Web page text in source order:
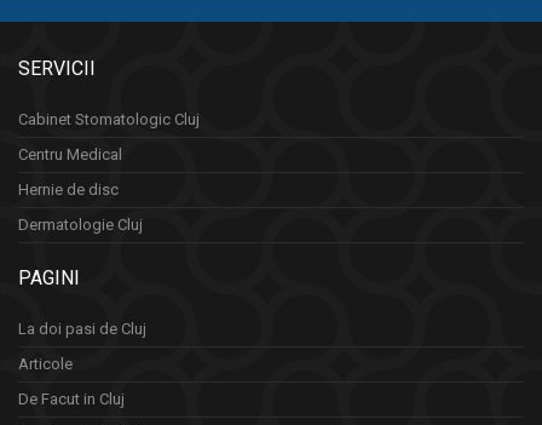
SERVICII
Cabinet Stomatologic Cluj
Centru Medical
Hernie de disc
Dermatologie Cluj
PAGINI
La doi pasi de Cluj
Articole
De Facut in Cluj